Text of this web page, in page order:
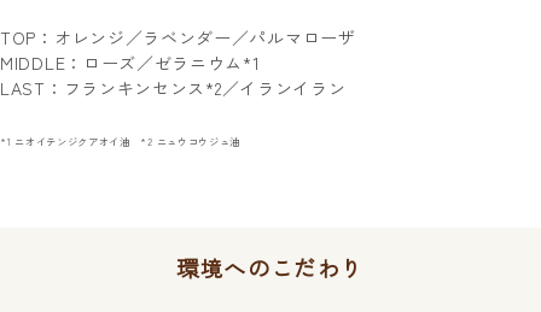
TOP：オレンジ／ラベンダー／パルマローザ
MIDDLE：ローズ／ゼラニウム *1
LAST：フランキンセンス *2／イランイラン
*1 ニオイテンジクアオイ油 *2 ニュウコウジュ油
環境へのこだわり